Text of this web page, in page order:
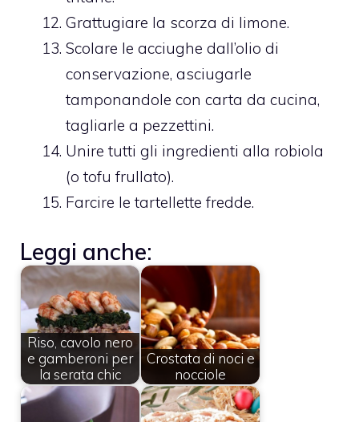
Grattugiare la scorza di limone.
Scolare le acciughe dall’olio di
conservazione, asciugarle
tamponandole con carta da cucina,
tagliarle a pezzettini.
Unire tutti gli ingredienti alla robiola
(o tofu frullato).
Farcire le tartellette fredde.
Leggi anche:
Riso, cavolo nero
e gamberoni per
la serata chic
Crostata di noci e
nocciole